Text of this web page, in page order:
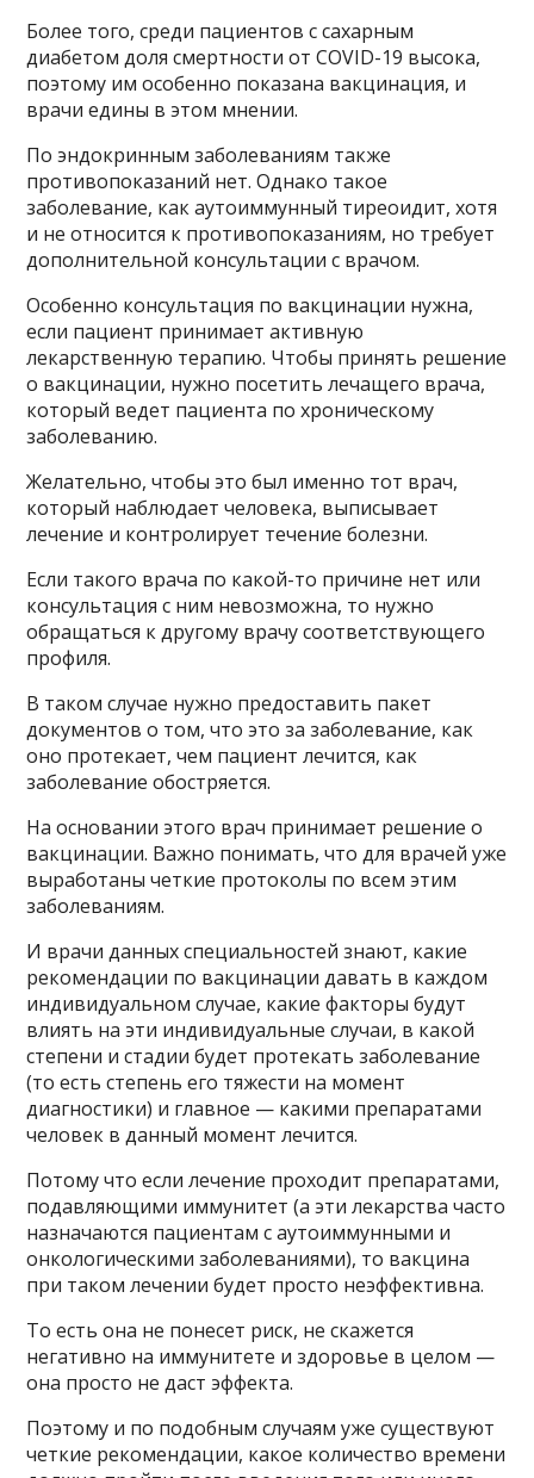
Более того, среди пациентов с сахарным
диабетом доля смертности от COVID-19 высока,
поэтому им особенно показана вакцинация, и
врачи едины в этом мнении.
По эндокринным заболеваниям также
противопоказаний нет. Однако такое
заболевание, как аутоиммунный тиреоидит, хотя
и не относится к противопоказаниям, но требует
дополнительной консультации с врачом.
Особенно консультация по вакцинации нужна,
если пациент принимает активную
лекарственную терапию. Чтобы принять решение
о вакцинации, нужно посетить лечащего врача,
который ведет пациента по хроническому
заболеванию.
Желательно, чтобы это был именно тот врач,
который наблюдает человека, выписывает
лечение и контролирует течение болезни.
Если такого врача по какой-то причине нет или
консультация с ним невозможна, то нужно
обращаться к другому врачу соответствующего
профиля.
В таком случае нужно предоставить пакет
документов о том, что это за заболевание, как
оно протекает, чем пациент лечится, как
заболевание обостряется.
На основании этого врач принимает решение о
вакцинации. Важно понимать, что для врачей уже
выработаны четкие протоколы по всем этим
заболеваниям.
И врачи данных специальностей знают, какие
рекомендации по вакцинации давать в каждом
индивидуальном случае, какие факторы будут
влиять на эти индивидуальные случаи, в какой
степени и стадии будет протекать заболевание
(то есть степень его тяжести на момент
диагностики) и главное — какими препаратами
человек в данный момент лечится.
Потому что если лечение проходит препаратами,
подавляющими иммунитет (а эти лекарства часто
назначаются пациентам с аутоиммунными и
онкологическими заболеваниями), то вакцина
при таком лечении будет просто неэффективна.
То есть она не понесет риск, не скажется
негативно на иммунитете и здоровье в целом —
она просто не даст эффекта.
Поэтому и по подобным случаям уже существуют
четкие рекомендации, какое количество времени